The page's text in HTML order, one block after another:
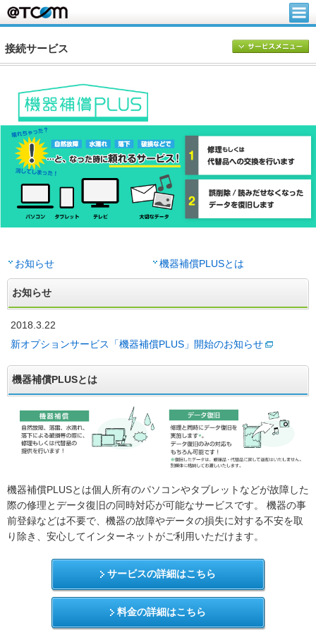
接続サービス
お知らせ 機器補償PLUSとは
お知らせ
2018.3.22
新オプションサービス「機器補償PLUS」開始のお知らせ
機器補償PLUSとは
機器補償PLUSとは個人所有のパソコンやタブレットなどが故障した
際の修理とデータ復旧の同時対応が可能なサービスです。 機器の事
前登録などは不要で、機器の故障やデータの損失に対する不安を取
り除き、安心してインターネットがご利用いただけます。
サービスの詳細はこちら
料金の詳細はこちら